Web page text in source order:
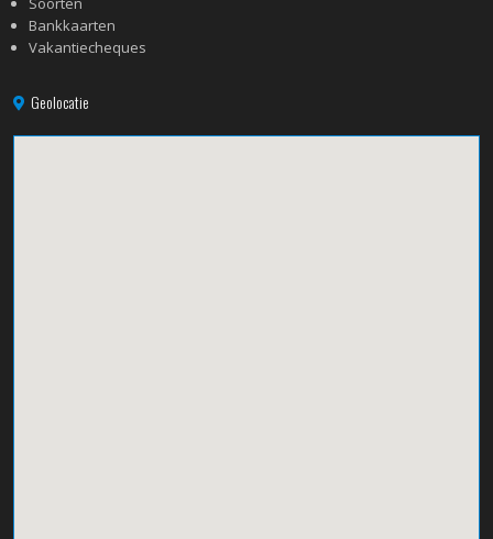
Bankkaarten
Vakantiecheques
Geolocatie